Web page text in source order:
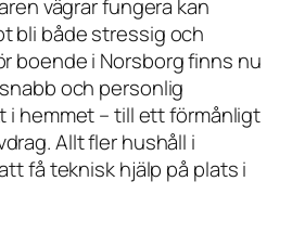
vägrar fungera kan
bli både stressig och
boende i Norsborg finns nu
och personlig
i hemmet – till ett förmånligt
Allt fler hushåll i
få teknisk hjälp på plats i